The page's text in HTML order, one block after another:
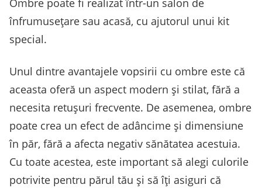
Ombre poate fi realizat într-un salon de
înfrumusețare sau acasă, cu ajutorul unui kit
special.
Unul dintre avantajele vopsirii cu ombre este că
aceasta oferă un aspect modern și stilat, fără a
necesita retușuri frecvente. De asemenea, ombre
poate crea un efect de adâncime și dimensiune
în păr, fără a afecta negativ sănătatea acestuia.
Cu toate acestea, este important să alegi culorile
potrivite pentru părul tău și să îți asiguri că